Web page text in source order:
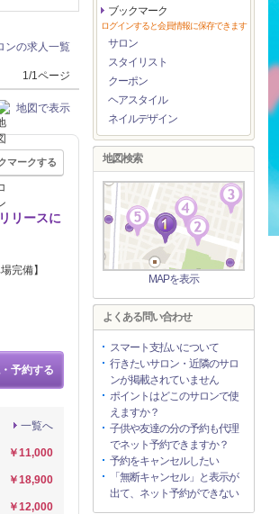
ンの求人一覧
1/1ページ
地図で表示
マークする
リースに
完備】
予約する
一覧へ
￥11,000
￥18,900
￥12,000
ブックマーク
ログインすると会員情報に保存できます
サロン
スタイリスト
クーポン
ヘアスタイル
ネイルデザイン
地図検索
MAPを表示
よくある問い合わせ
スマート支払いについて
行きたいサロン・近隣のサロ
ンが掲載されていません
ポイントはどこのサロンで使
えますか？
子供や友達の分の予約も代理
でネット予約できますか？
予約をキャンセルしたい
「無断キャンセル」と表示が
出て、ネット予約ができない